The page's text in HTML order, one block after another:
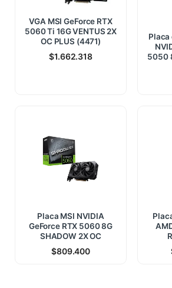
VGA MSI GeForce RTX
5060 Ti 16G VENTUS 2X
OC PLUS (4471)
$1.662.318
Placa
5050
Placa MSI NVIDIA
GeForce RTX 5060 8G
SHADOW 2X OC
$809.400